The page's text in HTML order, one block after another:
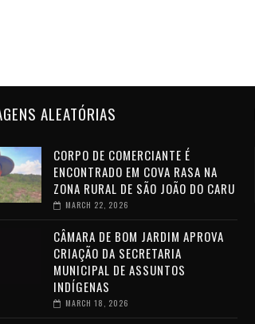
ALEATÓRIAS
CORPO DE COMERCIANTE É
ENCONTRADO EM COVA RASA NA
ZONA RURAL DE SÃO JOÃO DO CARU
MARCH 22, 2026
CÂMARA DE BOM JARDIM APROVA
CRIAÇÃO DA SECRETARIA
MUNICIPAL DE ASSUNTOS
INDÍGENAS
MARCH 18, 2026